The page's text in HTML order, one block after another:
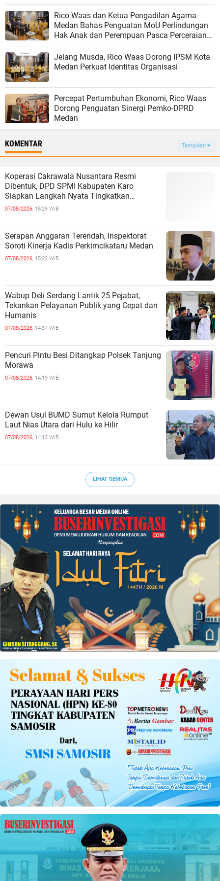
Rico Waas dan Ketua Pengadilan Agama
Medan Bahas Penguatan MoU Perlindungan
Hak Anak dan Perempuan Pasca Perceraian
ASN
Jelang Musda, Rico Waas Dorong IPSM Kota
Medan Perkuat Identitas Organisasi
Percepat Pertumbuhan Ekonomi, Rico Waas
Dorong Penguatan Sinergi Pemko-DPRD
Medan
KOMENTAR Tampilkan
Koperasi Cakrawala Nusantara Resmi
Dibentuk, DPD SPMI Kabupaten Karo
Siapkan Langkah Nyata Tingkatkan
Kesejahteraan Anggota
07/08/2026, 15:29 WIB
Serapan Anggaran Terendah, Inspektorat
Soroti Kinerja Kadis Perkimcikataru Medan
07/08/2026, 15:22 WIB
Wabup Deli Serdang Lantik 25 Pejabat,
Tekankan Pelayanan Publik yang Cepat dan
Humanis
07/08/2026, 14:37 WIB
Pencuri Pintu Besi Ditangkap Polsek Tanjung
Morawa
07/08/2026, 14:19 WIB
Dewan Usul BUMD Sumut Kelola Rumput
Laut Nias Utara dari Hulu ke Hilir
07/08/2026, 14:13 WIB
LIHAT SEMUA